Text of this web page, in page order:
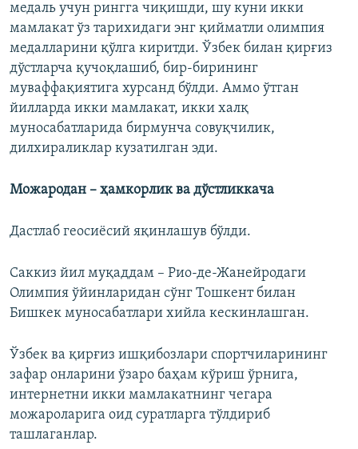
медаль учун рингга чиқишди, шу куни икки
мамлакат ўз тарихидаги энг қийматли олимпия
медалларини қўлга киритди. Ўзбек билан қирғиз
дўстларча қучоқлашиб, бир-бирининг
муваффақиятига хурсанд бўлди. Аммо ўтган
йилларда икки мамлакат, икки халқ
муносабатларида бирмунча совуқчилик,
дилхираликлар кузатилган эди.
Можародан – ҳамкорлик ва дўстликкача
Дастлаб геосиёсий яқинлашув бўлди.
Саккиз йил муқаддам – Рио-де-Жанейродаги
Олимпия ўйинларидан сўнг Тошкент билан
Бишкек муносабатлари хийла кескинлашган.
Ўзбек ва қирғиз ишқибозлари спортчиларининг
зафар онларини ўзаро баҳам кўриш ўрнига,
интернетни икки мамлакатнинг чегара
можароларига оид суратларга тўлдириб
ташлаганлар.